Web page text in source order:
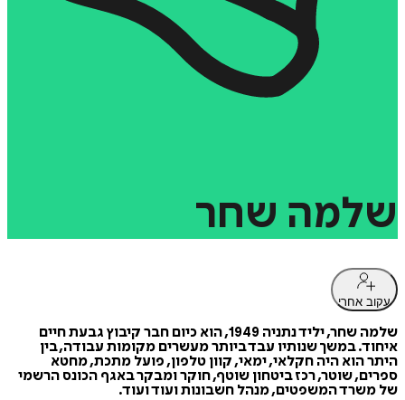
שלמה שחר
עקוב אחרי
שלמה שחר, יליד נתניה 1949, הוא כיום חבר קיבוץ גבעת חיים
איחוד. במשך שנותיו עבד ביותר מעשרים מקומות עבודה, בין
היתר הוא היה חקלאי, ימאי, קוון טלפון, פועל מתכת, מחטא
ספרים, שוטר, רכז ביטחון שוטף, חוקר ומבקר באגף הכונס הרשמי
של משרד המשפטים, מנהל חשבונות ועוד ועוד.